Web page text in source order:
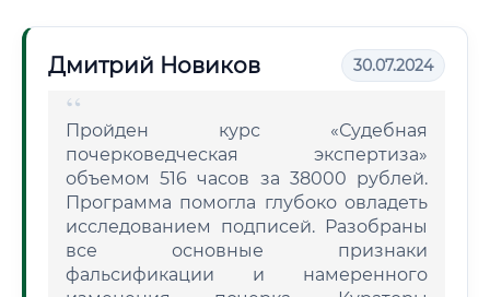
Дмитрий Новиков 30.07.2024
Пройден курс «Судебная
почерковедческая экспертиза»
объемом 516 часов за 38000 рублей.
Программа помогла глубоко овладеть
исследованием подписей. Разобраны
все основные признаки
фальсификации и намеренного